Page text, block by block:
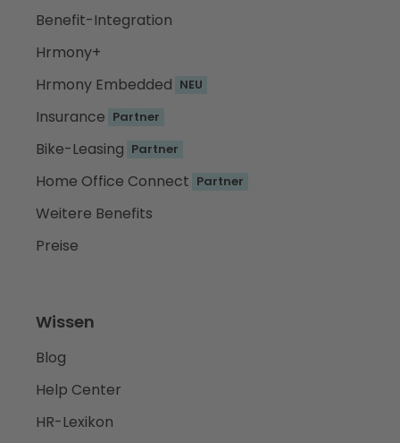
Benefit-Integration
Hrmony+
Hrmony Embedded NEU
Insurance Partner
Bike-Leasing Partner
Home Office Connect Partner
Weitere Benefits
Preise
Wissen
Blog
Help Center
HR-Lexikon